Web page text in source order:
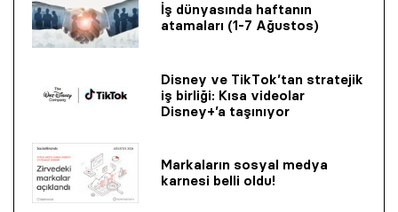
İş dünyasında haftanın
atamaları (1-7 Ağustos)
Disney ve TikTok’tan stratejik
iş birliği: Kısa videolar
Disney+’a taşınıyor
Markaların sosyal medya
karnesi belli oldu!